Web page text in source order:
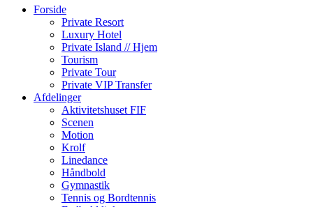
Forside
Private Resort
Luxury Hotel
Private Island // Hjem
Tourism
Private Tour
Private VIP Transfer
Afdelinger
Aktivitetshuset FIF
Scenen
Motion
Krolf
Linedance
Håndbold
Gymnastik
Tennis og Bordtennis